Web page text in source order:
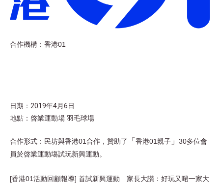
合作機構： 香港01
日期：2019年4月6日
地點：啓業運動場 羽毛球場
合作形式： 民坊與香港01合作，贊助了 「 香港01親子 」 30多位會
員於啓業運動塲試玩新興運動。
[香港01活動回顧報導] 首試新興運動 家長大讚：好玩又啱一家大